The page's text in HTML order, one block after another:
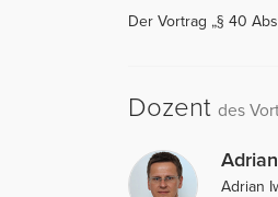
Der Vortrag „§ 40
Dozent des
Adrian